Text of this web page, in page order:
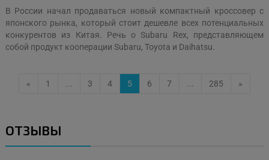
В России начал продаваться новый компактный кроссовер с
японского рынка, который стоит дешевле всех потенциальных
конкурентов из Китая. Речь о Subaru Rex, представляющем
собой продукт кооперации Subaru, Toyota и Daihatsu.
« 1 3 4 5 6 7 285 »
ОТЗЫВЫ